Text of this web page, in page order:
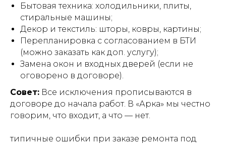
Бытовая техника: холодильники, плиты,
стиральные машины;
Декор и текстиль: шторы, ковры, картины;
Перепланировка с согласованием в БТИ
(можно заказать как доп. услугу);
Замена окон и входных дверей (если не
оговорено в договоре).
Совет: Все исключения прописываются в
договоре до начала работ. В «Арка» мы честно
говорим, что входит, а что — нет.
типичные ошибки при заказе ремонта под